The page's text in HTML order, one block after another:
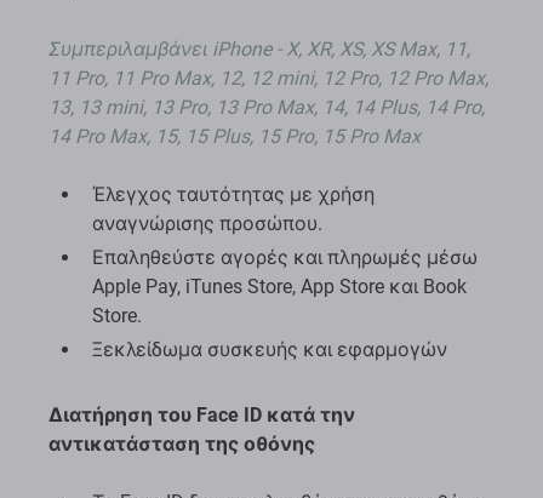
Συμπεριλαμβάνει iPhone - X, XR, XS, XS Max, 11,
11 Pro, 11 Pro Max, 12, 12 mini, 12 Pro, 12 Pro Max,
13, 13 mini, 13 Pro, 13 Pro Max, 14, 14 Plus, 14 Pro,
14 Pro Max, 15, 15 Plus, 15 Pro, 15 Pro Max
Έλεγχος ταυτότητας με χρήση
αναγνώρισης προσώπου.
Επαληθεύστε αγορές και πληρωμές μέσω
Apple Pay, iTunes Store, App Store και Book
Store.
Ξεκλείδωμα συσκευής και εφαρμογών
Διατήρηση του Face ID κατά την
αντικατάσταση της οθόνης